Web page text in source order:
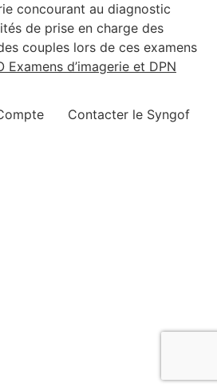
concourant au diagnostic
de prise en charge des
couples lors de ces examens
d’imagerie et DPN
Contacter le Syngof